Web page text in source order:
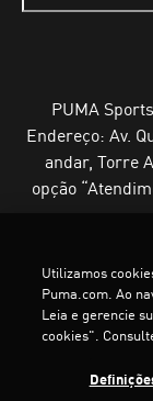
PUMA
Endereço: Av.
andar, Torre
opção
Termos e
Configurador de
PUMA, 2025.
Utilizamos
Puma.com. Ao
Leia e gerencie
cookies".